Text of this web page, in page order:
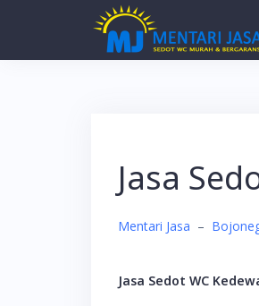
Jasa
Mentari Jasa –
Jasa Sedot WC